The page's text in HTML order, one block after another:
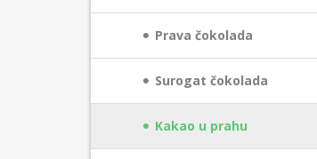
Prava čokolada
Surogat čokolada
Kakao u prahu